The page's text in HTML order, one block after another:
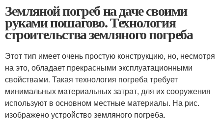
Земляной погреб на даче своими
руками пошагово. Технология
строительства земляного погреба
Этот тип имеет очень простую конструкцию, но, несмотря
на это, обладает прекрасными эксплуатационными
свойствами. Такая технология погреба требует
минимальных материальных затрат, для их сооружения
используют в основном местные материалы. На рис.
изображено устройство земляного погреба.